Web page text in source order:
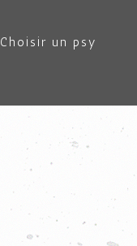
Choisir un psy